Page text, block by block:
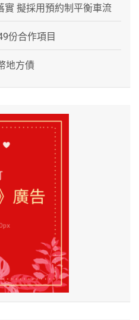
擬採用預約制平衡車流
份合作項目
地方債